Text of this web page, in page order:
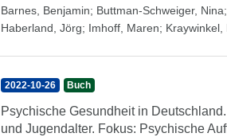
Barnes, Benjamin; Buttman-Schweiger, Nina;
Haberland, Jörg; Imhoff, Maren; Kraywinkel,
2022-10-26 Buch
Psychische Gesundheit in
und Jugendalter. Fokus: Psychische